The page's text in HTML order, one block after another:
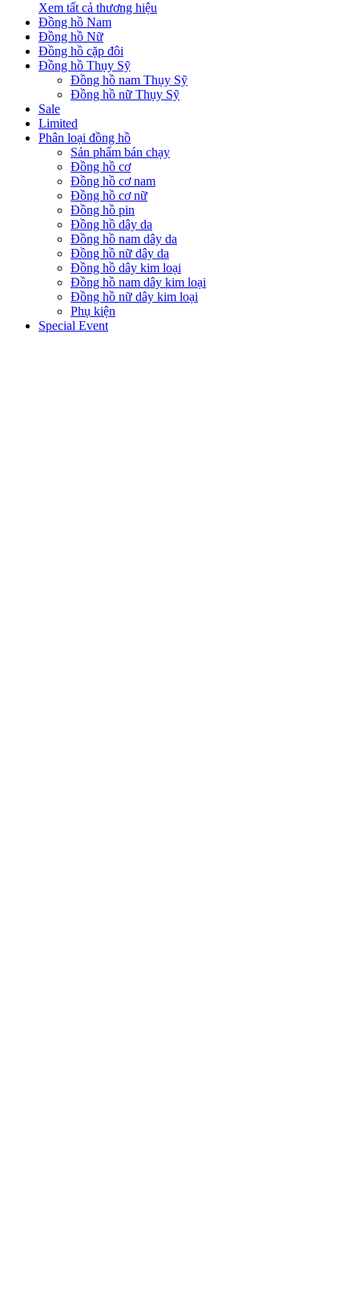
Xem tất cả thương hiệu
Đồng hồ Nam
Đồng hồ Nữ
Đồng hồ cặp đôi
Đồng hồ Thụy Sỹ
Đồng hồ nam Thụy Sỹ
Đồng hồ nữ Thụy Sỹ
Sale
Limited
Phân loại đồng hồ
Sản phẩm bán chạy
Đồng hồ cơ
Đồng hồ cơ nam
Đồng hồ cơ nữ
Đồng hồ pin
Đồng hồ dây da
Đồng hồ nam dây da
Đồng hồ nữ dây da
Đồng hồ dây kim loại
Đồng hồ nam dây kim loại
Đồng hồ nữ dây kim loại
Phụ kiện
Special Event